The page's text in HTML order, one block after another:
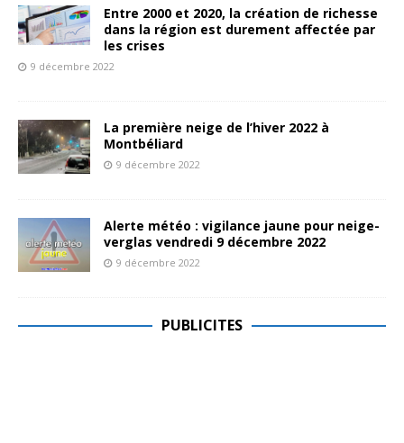
Entre 2000 et 2020, la création de richesse
dans la région est durement affectée par
les crises
9 décembre 2022
La première neige de l’hiver 2022 à
Montbéliard
9 décembre 2022
Alerte météo : vigilance jaune pour neige-
verglas vendredi 9 décembre 2022
9 décembre 2022
PUBLICITES